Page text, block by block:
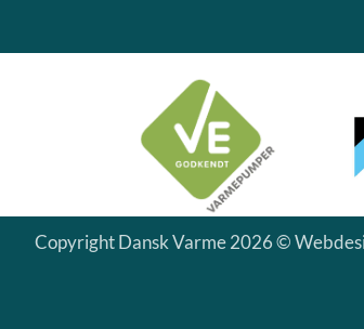
Copyright Dansk Varme 2026 ©